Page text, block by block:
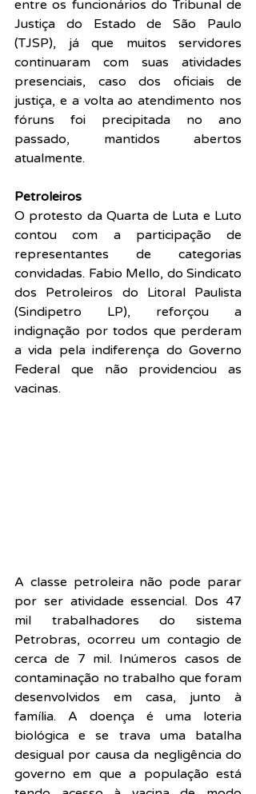
entre os funcionários do Tribunal de
Justiça do Estado de São Paulo
(TJSP), já que muitos servidores
continuaram com suas atividades
presenciais, caso dos oficiais de
justiça, e a volta ao atendimento nos
fóruns foi precipitada no ano
passado, mantidos abertos
atualmente.
Petroleiros
O protesto da Quarta de Luta e Luto
contou com a participação de
representantes de categorias
convidadas. Fabio Mello, do Sindicato
dos Petroleiros do Litoral Paulista
(Sindipetro LP), reforçou a
indignação por todos que perderam
a vida pela indiferença do Governo
Federal que não providenciou as
vacinas.
A classe petroleira não pode parar
por ser atividade essencial. Dos 47
mil trabalhadores do sistema
Petrobras, ocorreu um contagio de
cerca de 7 mil. Inúmeros casos de
contaminação no trabalho que foram
desenvolvidos em casa, junto à
família. A doença é uma loteria
biológica e se trava uma batalha
desigual por causa da negligência do
governo em que a população está